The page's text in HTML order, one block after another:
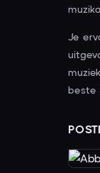
Je
beste